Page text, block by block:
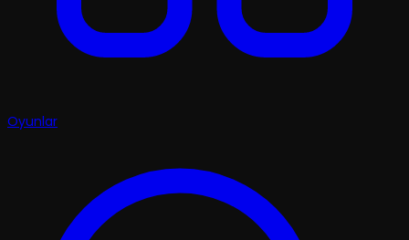
Oyunlar